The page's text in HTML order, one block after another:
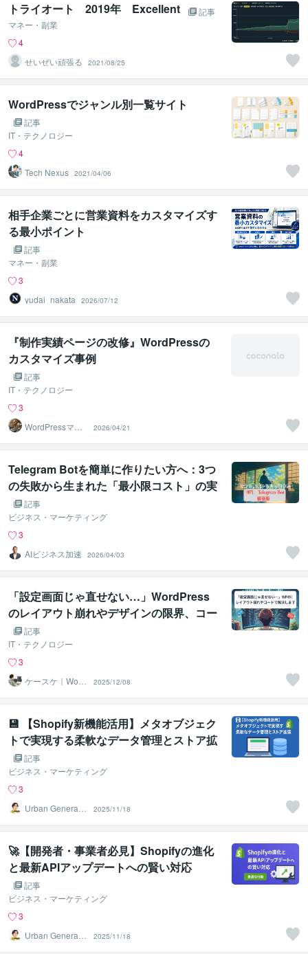
トライオート 2019年 Excellent
記事
マネー・副業
4
せいぜい頑張る
2021/08/25
WordPressでジャンル別一覧サイト
記事
IT・テクノロジー
4
Tech Nexus 2021/04/06
相手企業ごとに営業資料をカスタマイズす
る最小ポイント
記事
マネー・副業
3
yudai_nakata
2026/07/12
『制作実績ページの改修』WordPressの
カスタマイズ事例
記事
IT・テクノロジー
3
WordPressマス
2026/04/21
Telegram Botを簡単に作りたい方へ：3つ
の失敗から生まれた「最小限コスト」の実
装方法
記事
ビジネス・マーケティング
3
AIビジネス加速
2026/04/03
「設定画面じゃ直せない…」WordPress
のレイアウト崩れやデザインの限界、コー
ドで解決します！
記事
IT・テクノロジー
3
ケースケ｜Word
Press専門
2025/12/08
💾 【Shopify新機能活用】メタオブジェク
トで実現する柔軟なデータ管理とストア拡
張 記事
ビジネス・マーケティング
3
Urban Generatio
2025/11/18
🚀【開発者・事業者必見】Shopifyの進化
と最新APIアップデートへの賢い対応
記事
ビジネス・マーケティング
3
Urban Generatio
2025/11/18